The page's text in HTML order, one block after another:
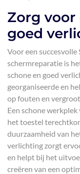
Zorg voor
goed
Voor een succesvolle
schermreparatie is
schone en goed
georganiseerde en
op fouten en
Een schone
het toestel
duurzaamheid van
verlichting zorgt
en helpt bij het
creëren van een